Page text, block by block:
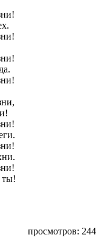
ты!
просмотров: 244